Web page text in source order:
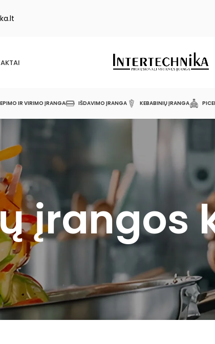
IR VIRIMO ĮRANGA IŠDAVIMO ĮRANGA KEBABINIŲ ĮRANGA
įrangos